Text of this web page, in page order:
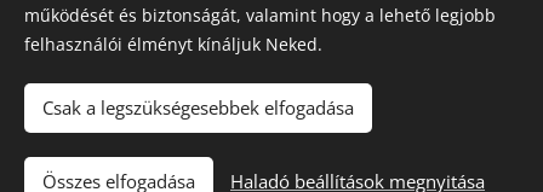
Kosárba
Till "96" Kft Adószán: 11385497-2-05
működését és biztonságát, valamint hogy a lehető legjobb
felhasználói élményt kínáljuk Neked.
Csak a legszükségesebbek elfogadása
Összes elfogadása Haladó beállítások megnyitása